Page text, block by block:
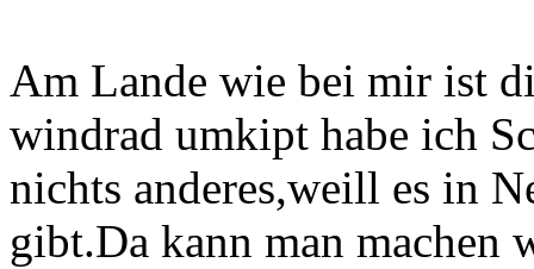
Am Lande wie bei mir ist
windrad umkipt habe ich
nichts anderes,weill es in
gibt.Da kann man machen